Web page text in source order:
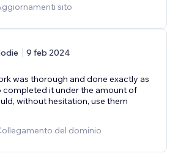
sito
9 feb 2024
was thorough and done exactly as
completed it under the amount of
without hesitation, use them
del dominio